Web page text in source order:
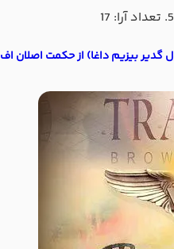
17
بیزیم داغا) از حکمت اصلان اف